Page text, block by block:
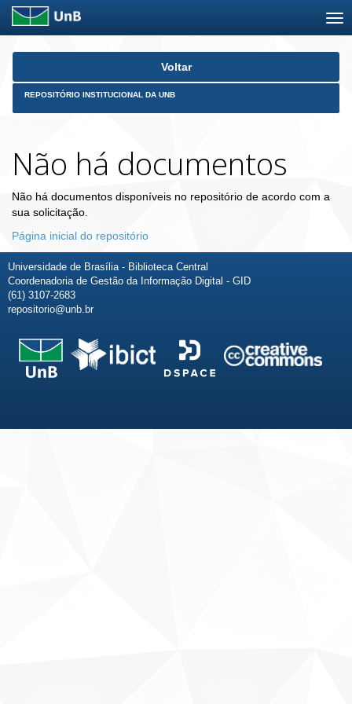
Skip
Voltar
REPOSITÓRIO INSTITUCIONAL DA UNB
Não há documentos
Não há documentos disponíveis no repositório de acordo com a
sua solicitação.
Página inicial do repositório
Universidade de Brasília - Biblioteca Central
Coordenadoria de Gestão da Informação Digital - GID
(61) 3107-2683
repositorio@unb.br